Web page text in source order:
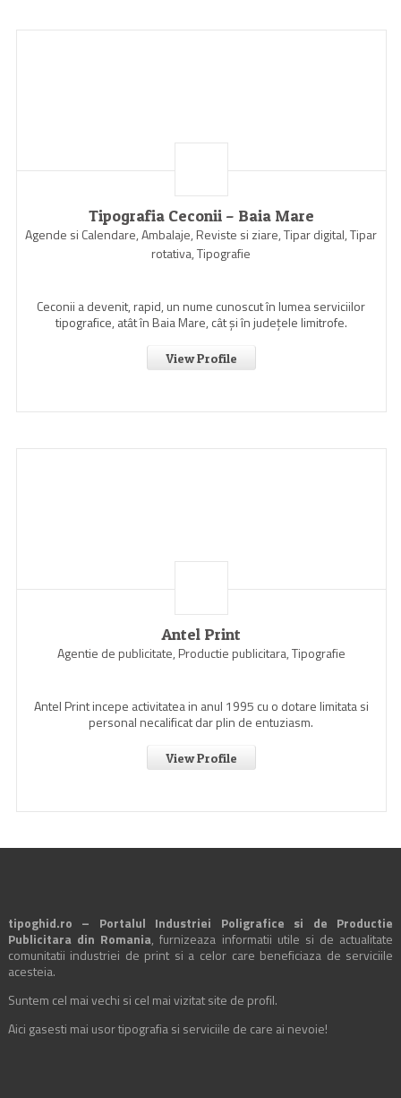
Tipografia Ceconii – Baia Mare
Agende si Calendare, Ambalaje, Reviste si ziare, Tipar digital, Tipar
rotativa, Tipografie
Ceconii a devenit, rapid, un nume cunoscut în lumea serviciilor
tipografice, atât în Baia Mare, cât şi în judeţele limitrofe.
View Profile
Antel Print
Agentie de publicitate, Productie publicitara, Tipografie
Antel Print incepe activitatea in anul 1995 cu o dotare limitata si
personal necalificat dar plin de entuziasm.
View Profile
tipoghid.ro – Portalul Industriei Poligrafice si de Productie
Publicitara din Romania, furnizeaza informatii utile si de actualitate
comunitatii industriei de print si a celor care beneficiaza de serviciile
acesteia.
Suntem cel mai vechi si cel mai vizitat site de profil.
Aici gasesti mai usor tipografia si serviciile de care ai nevoie!